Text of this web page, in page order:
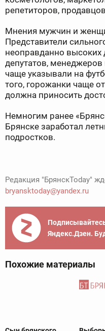
репетиторов,
Мнения мужчин и
Представители
неоправданно высоких
депутатов,
чаще указывали на
того, горожанки чаще
должна приносить
Немногим ранее
Брянске заработал
подростков.
Редакция "БрянскToday"
bryansktoday@yandex.ru
Яндекс.Дзен.
Похожие материалы